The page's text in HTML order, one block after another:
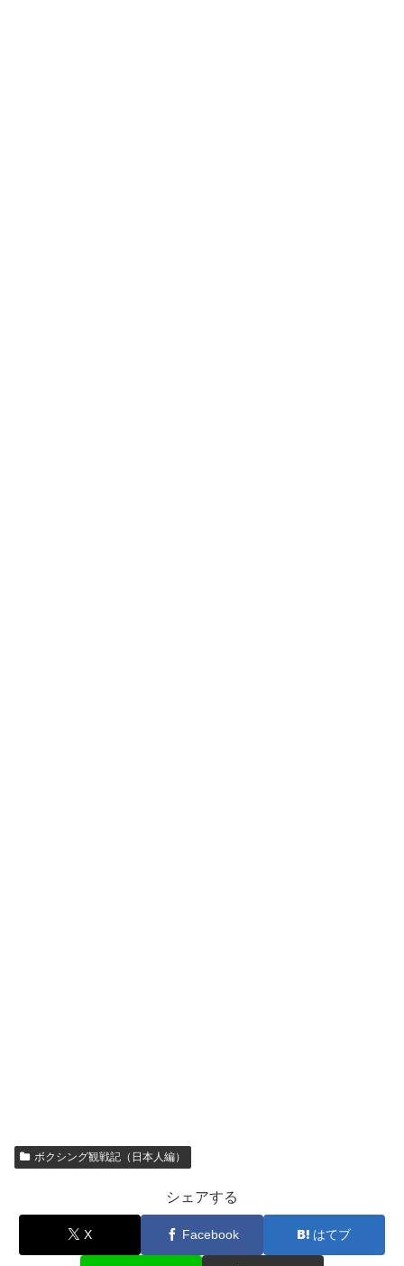
ボクシング観戦記（日本人編）
シェアする
X Facebook はてブ